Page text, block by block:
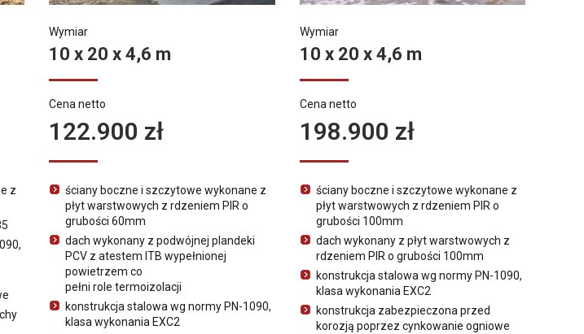
z
Wymiar
10 x 20 x 4,6 m
Cena netto
122.900 zł
ściany boczne i szczytowe wykonane z
płyt warstwowych z rdzeniem PIR o
grubości 60mm
dach wykonany z podwójnej plandeki
PCV z atestem ITB wypełnionej
powietrzem co
pełni role termoizolacji
konstrukcja stalowa wg normy PN-1090,
klasa wykonania EXC2
Wymiar
10 x 20 x 4,6 m
Cena netto
198.900 zł
ściany boczne i szczytowe wykonane z
płyt warstwowych z rdzeniem PIR o
grubości 100mm
dach wykonany z płyt warstwowych z
rdzeniem PIR o grubości 100mm
konstrukcja stalowa wg normy PN-1090,
klasa wykonania EXC2
konstrukcja zabezpieczona przed
korozją poprzez cynkowanie ogniowe